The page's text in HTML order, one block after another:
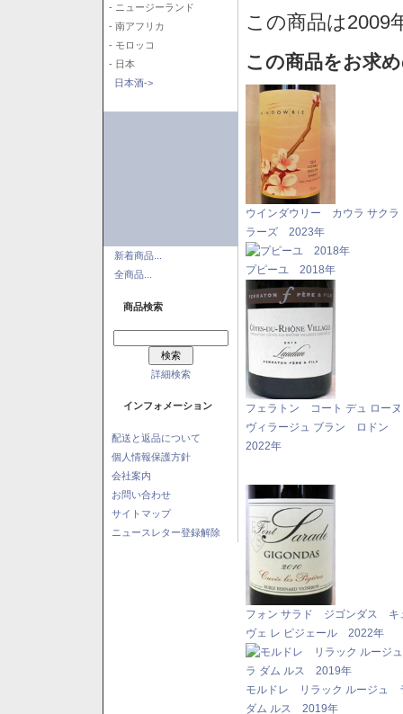
- ニュージーランド
- 南アフリカ
- モロッコ
- 日本
日本酒->
新着商品...
全商品...
商品検索
詳細検索
インフォメーション
配送と返品について
個人情報保護方針
会社案内
お問い合わせ
サイトマップ
ニュースレター登録解除
この商品は2009
この商品をお求
ウインダウリー カウラ サクラ
ラーズ 2023年
プピーユ 2018年
フェラトン コート デュ ロー
ヴィラージュ ブラン ロドン
2022年
フォン サラド ジゴンダス キ
ヴェ レ ピジェール 2022年
モルドレ リラック ルージュ
ダム ルス 2019年